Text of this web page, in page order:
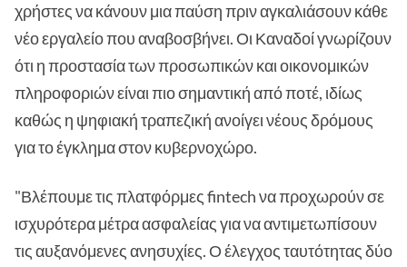
χρήστες να κάνουν μια παύση πριν αγκαλιάσουν κάθε
νέο εργαλείο που αναβοσβήνει. Οι Καναδοί γνωρίζουν
ότι η προστασία των προσωπικών και οικονομικών
πληροφοριών είναι πιο σημαντική από ποτέ, ιδίως
καθώς η ψηφιακή τραπεζική ανοίγει νέους δρόμους
για το έγκλημα στον κυβερνοχώρο.
"Βλέπουμε τις πλατφόρμες fintech να προχωρούν σε
ισχυρότερα μέτρα ασφαλείας για να αντιμετωπίσουν
τις αυξανόμενες ανησυχίες. Ο έλεγχος ταυτότητας δύο